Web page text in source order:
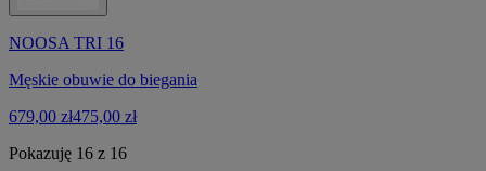
NOOSA TRI 16
Męskie obuwie do biegania
679,00 zł475,00 zł
Pokazuję 16 z 16